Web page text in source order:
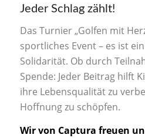
Jeder Schlag zählt!
Das Turnier „Golfen mit
sportliches Event – es ist
Solidarität. Ob durch
Spende: Jeder Beitrag hilft
ihre Lebensqualität zu
Hoffnung zu schöpfen.
Wir von Captura freuen